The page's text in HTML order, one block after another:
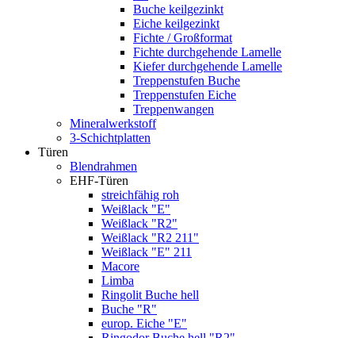
Buche keilgezinkt
Eiche keilgezinkt
Fichte / Großformat
Fichte durchgehende Lamelle
Kiefer durchgehende Lamelle
Treppenstufen Buche
Treppenstufen Eiche
Treppenwangen
Mineralwerkstoff
3-Schichtplatten
Türen
Blendrahmen
EHF-Türen
streichfähig roh
Weißlack "E"
Weißlack "R2"
Weißlack "R2 211"
Weißlack "E" 211
Macore
Limba
Ringolit Buche hell
Buche "R"
europ. Eiche "E"